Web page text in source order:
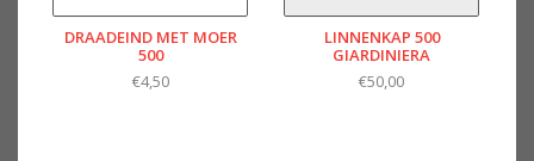
DRAADEIND MET MOER
500
€4,50
LINNENKAP 500
GIARDINIERA
€50,00